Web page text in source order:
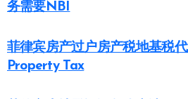
务需要NBI
菲律宾房产过户房产税地基税
Property Tax